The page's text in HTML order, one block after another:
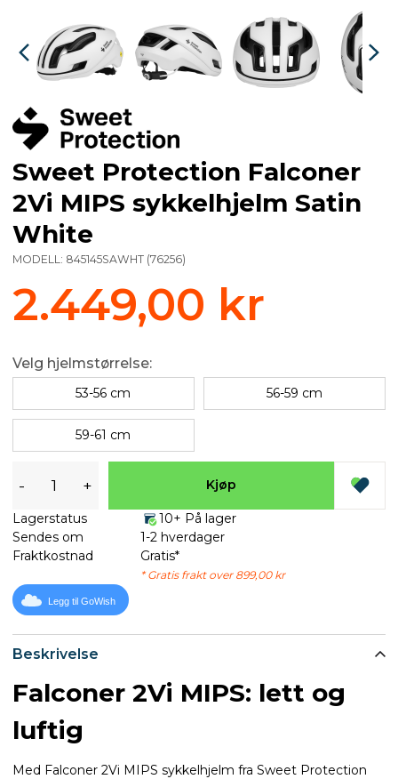
Beskrivelse
Falconer 2Vi MIPS: lett og
luftig
Med Falconer 2Vi MIPS sykkelhjelm fra Sweet Protection
Sweet Protection Falconer
2Vi MIPS sykkelhjelm Satin
White
MODELL: 845145SAWHT (76256)
2.449,00 kr
Velg hjelmstørrelse:
53-56 cm 56-59 cm
59-61 cm
- + Kjøp
Lagerstatus
10+ På lager
Sendes om
1-2 hverdager
Fraktkostnad
Gratis*
* Gratis frakt over 899,00 kr
Legg til GoWish